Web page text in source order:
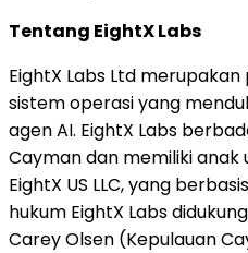
Tentang EightX Labs
EightX Labs Ltd
sistem operasi yang
agen AI. EightX Labs
Cayman dan memiliki anak
EightX US LLC, yang
hukum EightX Labs
Carey Olsen (Kepulauan